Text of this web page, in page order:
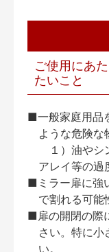
ご使用にあ
たいこと
■一般家庭用品
ような危険な
１）油やシ
アレイ等の
■ミラー扉に強
で割れる可能
■扉の開閉の際
さい。特に小
い。